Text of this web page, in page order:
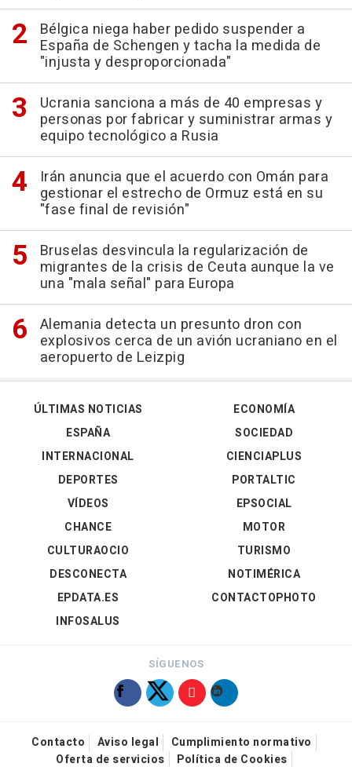
Bélgica niega haber pedido suspender a
España de Schengen y tacha la medida de
"injusta y desproporcionada"
Ucrania sanciona a más de 40 empresas y
personas por fabricar y suministrar armas y
equipo tecnológico a Rusia
Irán anuncia que el acuerdo con Omán para
gestionar el estrecho de Ormuz está en su
"fase final de revisión"
Bruselas desvincula la regularización de
migrantes de la crisis de Ceuta aunque la ve
una "mala señal" para Europa
Alemania detecta un presunto dron con
explosivos cerca de un avión ucraniano en el
aeropuerto de Leizpig
ÚLTIMAS NOTICIAS
ESPAÑA
INTERNACIONAL
DEPORTES
VÍDEOS
ECONOMÍA
SOCIEDAD
CIENCIAPLUS
PORTALTIC
EPSOCIAL
CHANCE
CULTURAOCIO
DESCONECTA
EPDATA.ES
INFOSALUS
MOTOR
TURISMO
NOTIMÉRICA
CONTACTOPHOTO
SÍGUENOS
Contacto Aviso legal
Cumplimiento normativo
Oferta de servicios
Política de Cookies